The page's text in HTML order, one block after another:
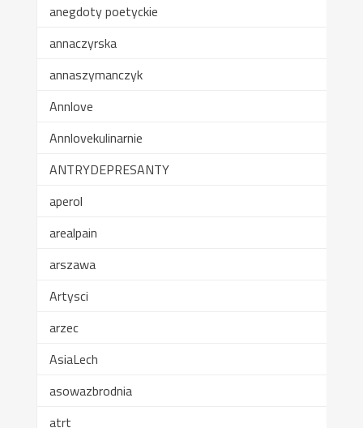
anegdoty poetyckie
annaczyrska
annaszymanczyk
Annlove
Annlovekulinarnie
ANTRYDEPRESANTY
aperol
arealpain
arszawa
Artysci
arzec
AsiaLech
asowazbrodnia
atrt